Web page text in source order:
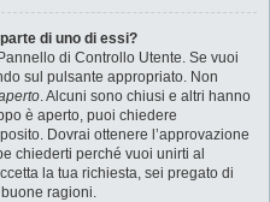
di uno di essi?
di Controllo Utente. Se vuoi
sul pulsante appropriato. Non
. Alcuni sono chiusi e altri hanno
è aperto, puoi chiedere
Dovrai ottenere l’approvazione
chiederti perché vuoi unirti al
la tua richiesta, sei pregato di
ragioni.